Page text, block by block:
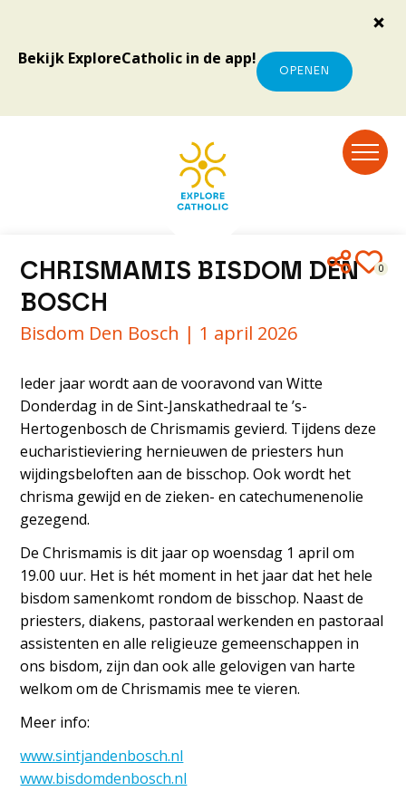
Bekijk ExploreCatholic in de app!
OPENEN
0
CHRISMAMIS BISDOM DEN
BOSCH
Bisdom Den Bosch | 1 april 2026
Ieder jaar wordt aan de vooravond van Witte
Donderdag in de Sint-Janskathedraal te ’s-
Hertogenbosch de Chrismamis gevierd. Tijdens deze
eucharistieviering hernieuwen de priesters hun
wijdingsbeloften aan de bisschop. Ook wordt het
chrisma gewijd en de zieken- en catechumenenolie
gezegend.
De Chrismamis is dit jaar op woensdag 1 april om
19.00 uur. Het is hét moment in het jaar dat het hele
bisdom samenkomt rondom de bisschop. Naast de
priesters, diakens, pastoraal werkenden en pastoraal
assistenten en alle religieuze gemeenschappen in
ons bisdom, zijn dan ook alle gelovigen van harte
welkom om de Chrismamis mee te vieren.
Meer info:
www.sintjandenbosch.nl
www.bisdomdenbosch.nl